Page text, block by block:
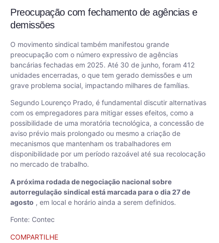
Preocupação com fechamento de agências e
demissões
O movimento sindical também manifestou grande
preocupação com o número expressivo de agências
bancárias fechadas em 2025. Até 30 de junho, foram 412
unidades encerradas, o que tem gerado demissões e um
grave problema social, impactando milhares de famílias.
Segundo Lourenço Prado, é fundamental discutir alternativas
com os empregadores para mitigar esses efeitos, como a
possibilidade de uma moratória tecnológica, a concessão de
aviso prévio mais prolongado ou mesmo a criação de
mecanismos que mantenham os trabalhadores em
disponibilidade por um período razoável até sua recolocação
no mercado de trabalho.
A próxima rodada de negociação nacional sobre
autorregulação sindical está marcada para o dia 27 de
agosto , em local e horário ainda a serem definidos.
Fonte: Contec
COMPARTILHE